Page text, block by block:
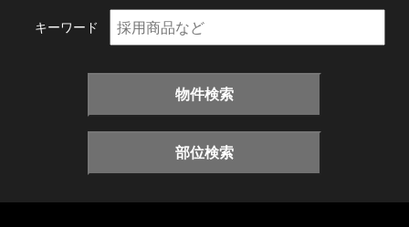
キーワード
物件検索
部位検索